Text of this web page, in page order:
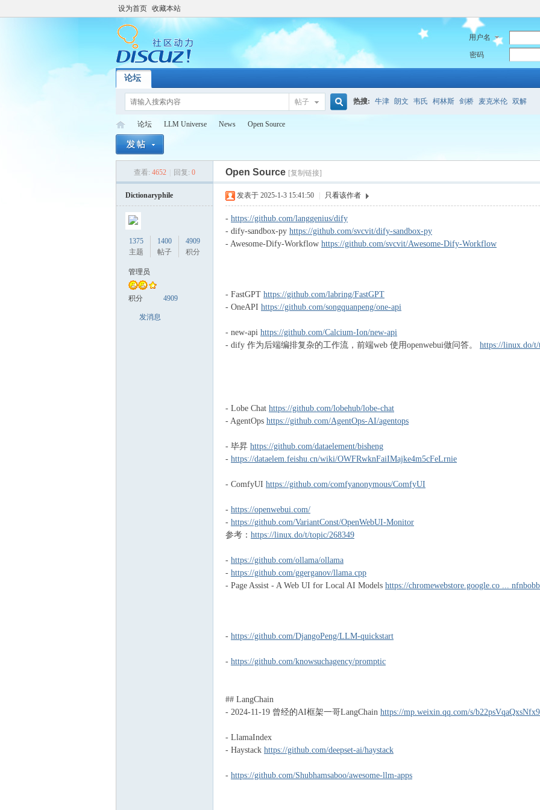
设为首页 收藏本站
用户名
密码
论坛
帖子 热搜: 牛津 朗文 韦氏 柯林斯 剑桥 麦克米伦 双解
论坛
›
LLM Universe News
›
Open Source
查看: 4652 回复: 0 Open Source [复制链接]
Dictionaryphile
1375
主题
1400
帖子
4909
积分
管理员
积分 4909
发消息
发表于 2025-1-3 15:41:50 只看该作者
- https://github.com/langgenius/dify
- dify-sandbox-py https://github.com/svcvit/dify-sandbox-py
- Awesome-Dify-Workflow https://github.com/svcvit/Awesome-Dify-Workflow
- FastGPT https://github.com/labring/FastGPT
- OneAPI https://github.com/songquanpeng/one-api
- new-api https://github.com/Calcium-Ion/new-api
- dify 作为后端编排复杂的工作流，前端web 使用openwebui做问答。 https://linux.do/
- Lobe Chat https://github.com/lobehub/lobe-chat
- AgentOps https://github.com/AgentOps-AI/agentops
- 毕昇 https://github.com/dataelement/bisheng
- https://dataelem.feishu.cn/wiki/OWFRwknFaiIMajke4m5cFeLrnie
- ComfyUI https://github.com/comfyanonymous/ComfyUI
- https://openwebui.com/
- https://github.com/VariantConst/OpenWebUI-Monitor
参考： https://linux.do/t/topic/268349
- https://github.com/ollama/ollama
- https://github.com/ggerganov/llama.cpp
- Page Assist - A Web UI for Local AI Models https://chromewebstore.google.co ...
- https://github.com/DjangoPeng/LLM-quickstart
- https://github.com/knowsuchagency/promptic
## LangChain
- 2024-11-19 曾经的AI框架一哥LangChain https://mp.weixin.qq.com/s/
- LlamaIndex
- Haystack https://github.com/deepset-ai/haystack
- https://github.com/Shubhamsaboo/awesome-llm-apps